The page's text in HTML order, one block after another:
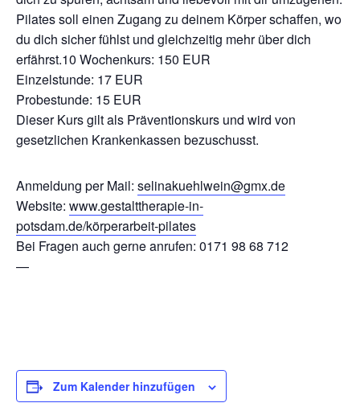
Pilates soll einen Zugang zu deinem Körper schaffen, wo
du dich sicher fühlst und gleichzeitig mehr über dich
erfährst.10 Wochenkurs: 150 EUR
Einzelstunde: 17 EUR
Probestunde: 15 EUR
Dieser Kurs gilt als Präventionskurs und wird von
gesetzlichen Krankenkassen bezuschusst.
Anmeldung per Mail: selinakuehlwein@gmx.de
Website: www.gestalttherapie-in-
potsdam.de/körperarbeit-pilates
Bei Fragen auch gerne anrufen: 0171 98 68 712
—
Zum Kalender hinzufügen